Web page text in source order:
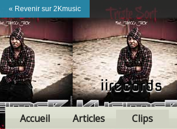
« Revenir sur 2Kmusic
iirecords
Accueil Articles Clips